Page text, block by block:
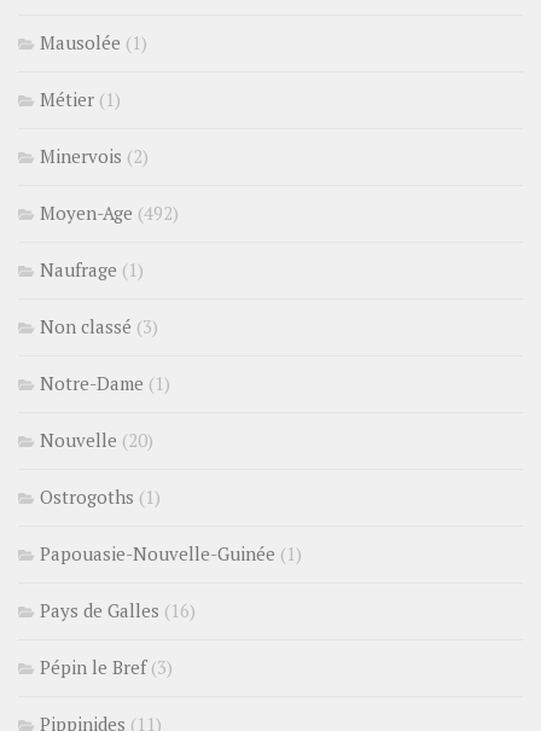
Mausolée (1)
Métier (1)
Minervois (2)
Moyen-Age (492)
Naufrage (1)
Non classé (3)
Notre-Dame (1)
Nouvelle (20)
Ostrogoths (1)
Papouasie-Nouvelle-Guinée (1)
Pays de Galles (16)
Pépin le Bref(3)
Pippinides (11)